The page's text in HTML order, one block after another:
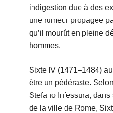
indigestion due à des
une rumeur propagée
qu’il mourût en pleine
hommes.
Sixte IV (1471–1484)
être un pédéraste.
Stefano Infessura, dans
de la ville de Rome,